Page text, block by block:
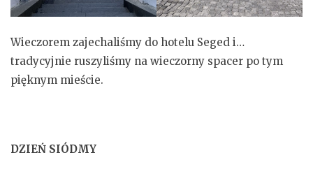
Wieczorem zajechaliśmy do hotelu Seged i…
tradycyjnie ruszyliśmy na wieczorny spacer po tym
pięknym mieście.
DZIEŃ SIÓDMY